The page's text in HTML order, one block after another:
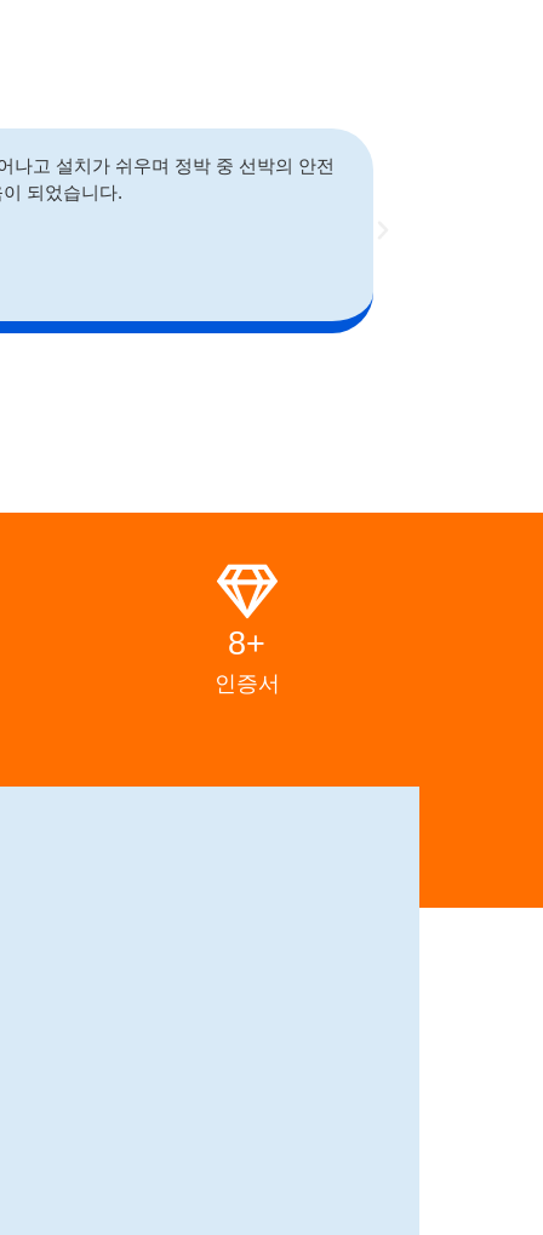
나고 설치가 쉬우며 정박 중 선박의 안전
되었습니다.
8+
인증서